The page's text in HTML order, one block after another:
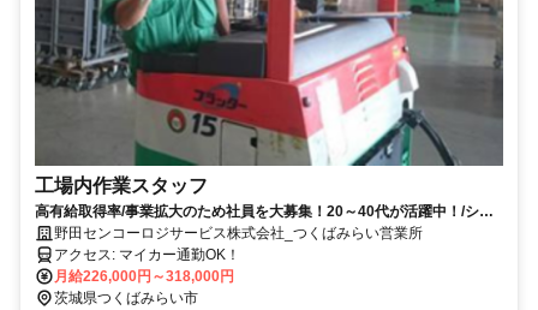
工場内作業スタッフ
高有給取得率/事業拡大のため社員を大募集！20～40代が活躍中！/シニ
ア可野田センコーロジサービス株式会社_つくばみらい営業所
アクセス: マイカー通勤OK！
月給226,000円～318,000円
茨城県つくばみらい市